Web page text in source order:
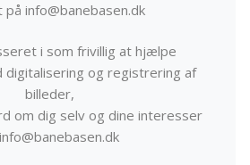
på info@banebasen.dk
i som frivillig at hjælpe
digitalisering og registrering af
billeder,
om dig selv og dine interesser